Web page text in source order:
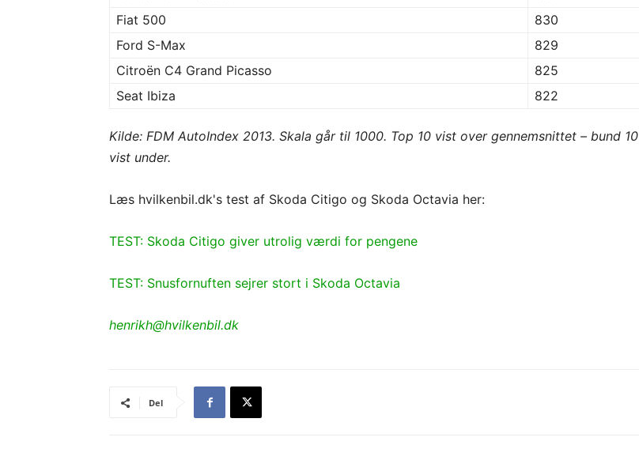
Fiat 500
830
Ford S-Max
829
Citroën C4 Grand Picasso
825
Seat Ibiza
822
Kilde: FDM AutoIndex 2013. Skala går til 1000. Top 10 vist over gennemsnittet – bund 10
vist under.
Læs hvilkenbil.dk's test af Skoda Citigo og Skoda Octavia her:
TEST: Skoda Citigo giver utrolig værdi for pengene
TEST: Snusfornuften sejrer stort i Skoda Octavia
henrikh@hvilkenbil.dk
Del